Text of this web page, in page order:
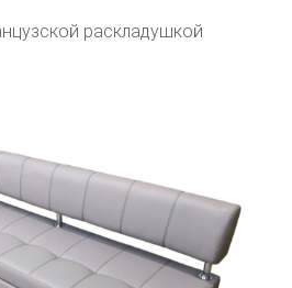
раскладушкой